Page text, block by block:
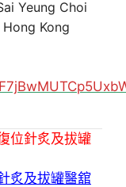
Yeung Choi
Kong
位針炙及拔罐
炙及拔罐醫舘